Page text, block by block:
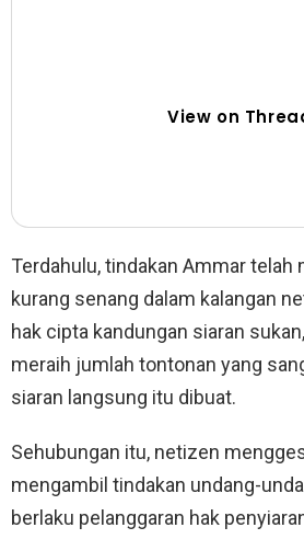
View on
Terdahulu, tindakan Ammar telah
kurang senang dalam kalangan
hak cipta kandungan siaran
meraih jumlah tontonan yang
siaran langsung itu dibuat.
Sehubungan itu, netizen
mengambil tindakan undang-
berlaku pelanggaran hak